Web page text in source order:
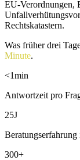
EU-Verordnungen,
Rechtskatastern.
Was früher drei
Minute.
<1min
Antwortzeit pro
25J
300+